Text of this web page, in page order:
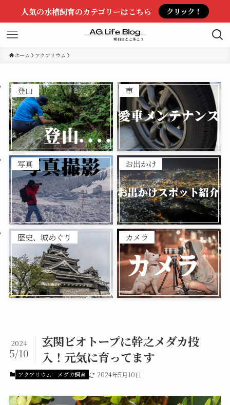
人気の水槽飼育のカテゴリーはこちら クリック！
ホーム アクアリウム
登山 車
写真 お出かけ
歴史、城めぐり カメラ
玄関ビオトープに幹之メダカ投
入！元気に育ってます
2024
5/10
アクアリウム メダカ飼育 2024年5月10日